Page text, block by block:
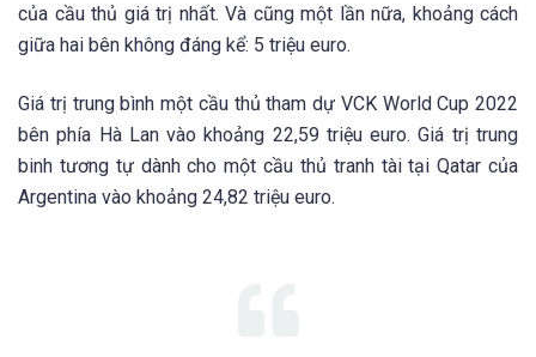
của cầu thủ giá trị nhất. Và cũng một lần nữa, khoảng cách
giữa hai bên không đáng kể: 5 triệu euro.
Giá trị trung bình một cầu thủ tham dự VCK World Cup 2022
bên phía Hà Lan vào khoảng 22,59 triệu euro. Giá trị trung
binh tương tự dành cho một cầu thủ tranh tài tại Qatar của
Argentina vào khoảng 24,82 triệu euro.